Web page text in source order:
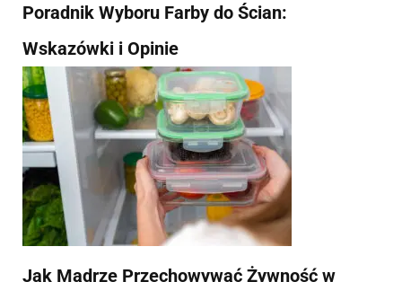
Poradnik Wyboru Farby do Ścian:
Wskazówki i Opinie
Jak Mądrze Przechowywać Żywność w